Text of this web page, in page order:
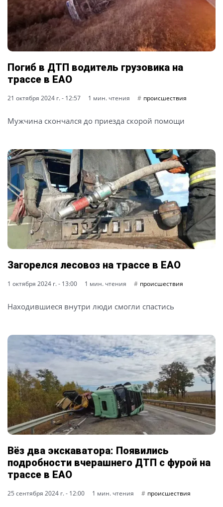
Погиб в ДТП водитель грузовика на
трассе в ЕАО
21 октября 2024 г. - 12:57 1 мин. чтения происшествия
Мужчина скончался до приезда скорой помощи
Загорелся лесовоз на трассе в ЕАО
1 октября 2024 г. - 13:00 1 мин. чтения происшествия
Находившиеся внутри люди смогли спастись
Вёз два экскаватора: Появились
подробности вчерашнего ДТП с фурой на
трассе в ЕАО
25 сентября 2024 г. - 12:00 1 мин. чтения происшествия